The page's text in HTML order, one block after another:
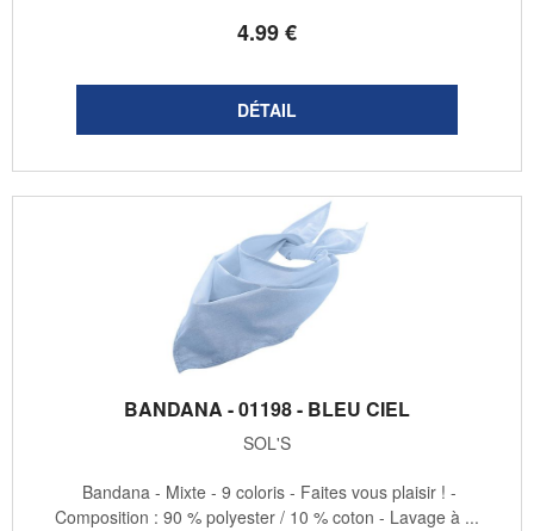
4.99€
BANDANA - 01198 - BLEU CIEL
SOL'S
Bandana - Mixte - 9 coloris - Faites vous plaisir ! -
Composition : 90 % polyester / 10 % coton - Lavage à ...